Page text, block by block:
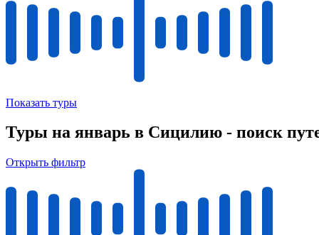
Показать туры
Туры на январь в Сицилию - поиск
Открыть фильтр